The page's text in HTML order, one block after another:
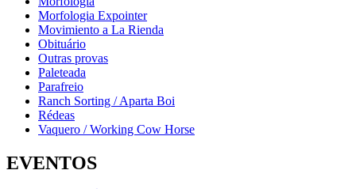
Morfologia Expointer
Movimiento a La Rienda
Obituário
Outras provas
Paleteada
Parafreio
Ranch Sorting / Aparta Boi
Rédeas
Vaquero / Working Cow Horse
EVENTOS